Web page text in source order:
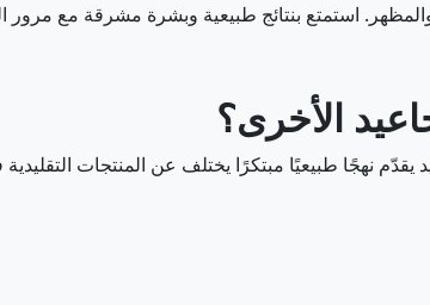
استمتع بنتائج طبيعية وبشرة مشرقة مع مرور
الأخرى؟
يقدّم نهجًا طبيعيًا مبتكرًا يختلف عن المنتجات التقليدية